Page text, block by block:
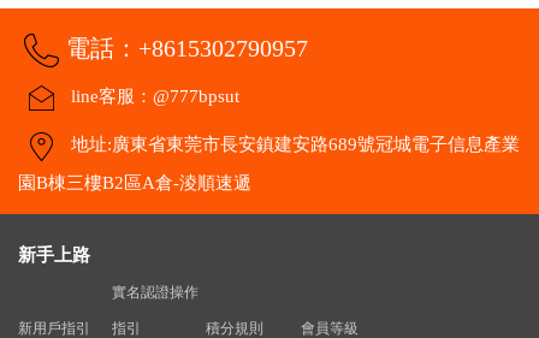
電話：+8615302790957
line客服：@777bpsut
地址:廣東省東莞市長安鎮建安路689號冠城電子信息產業
園B棟三樓B2區A倉-淩順速遞
新手上路
新用戶指引
實名認證操作
指引 積分規則 會員等級